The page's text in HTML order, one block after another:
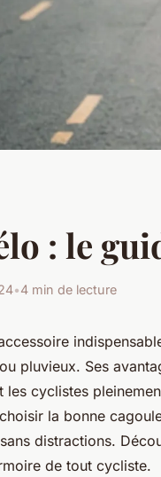
: le
•4 min de lecture
pluvieux. Ses
cyclistes
la bonne
distractions.
de tout cycliste.